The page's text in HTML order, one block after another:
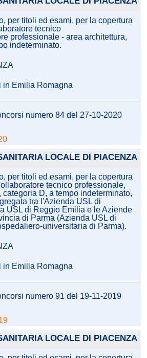
per titoli ed esami, per la copertura
tecnico
professionale - area architettura,
indeterminato.
in Emilia Romagna
numero 84 del 27-10-2020
LOCALE DI PIACENZA
per titoli ed esami, per la copertura
tecnico professionale,
categoria D, a tempo indeterminato,
tra l'Azienda USL di
USL di Reggio Emilia e le Aziende
di Parma (Azienda USL di
universitaria di Parma).
in Emilia Romagna
numero 91 del 19-11-2019
LOCALE DI PIACENZA